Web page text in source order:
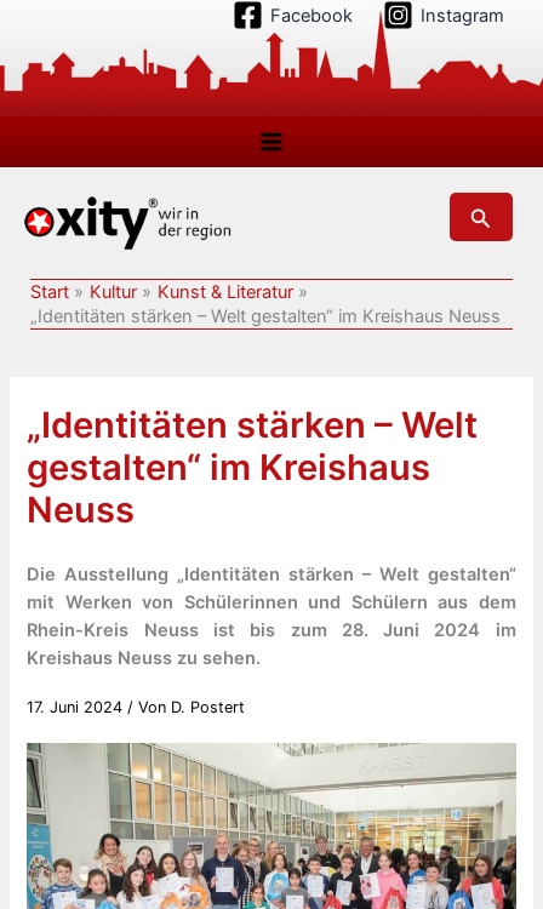
springen
Facebook Instagram
Suchen
Start Kultur
Kunst & Literatur
„Identitäten stärken – Welt gestalten“ im Kreishaus Neuss
„Identitäten stärken – Welt
gestalten“ im Kreishaus
Neuss
Die Ausstellung „Identitäten stärken – Welt gestalten“
mit Werken von Schülerinnen und Schülern aus dem
Rhein-Kreis Neuss ist bis zum 28. Juni 2024 im
Kreishaus Neuss zu sehen.
17. Juni 2024 / Von D. Postert